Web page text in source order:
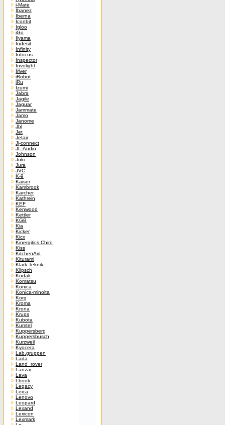
i-Mate
Ibanez
Iberna
Iconbit
Igloo
iGo
Iiyama
Indesit
Infinity
Infocus
Inspector
Involight
Iriver
iRobot
iRu
Izumi
Jabra
Jagile
Jaguar
Jammate
Jamo
Janome
Jbl
Jet
Jetair
Jj-connect
JL-Audio
Johnson
Juki
Jura
JVC
K-9
Kaiser
Kambrook
Karcher
Kathrein
KEF
Kenwood
Kettler
KGB
Kia
Kicker
Kicx
Kinergitics Chiro
Kiss
KitchenAid
Kiturami
Klark Teknik
Klipsch
Kodak
Komatsu
Konica
Konica-minolta
Korg
Kroma
Krona
Krups
Kubota
Kumtel
Kuppersberg
Kuppersbusch
Kurzweil
Kyocera
Lab.gruppen
Lada
Land_rover
Lanzar
Lava
Lbook
Legacy
Leica
Lenovo
Leopard
Lexand
Lexicon
Lexmark